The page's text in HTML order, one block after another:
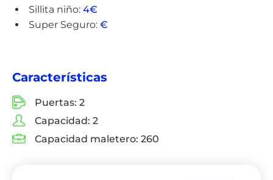
Sillita niño: 4€
Super Seguro: €
Características
Puertas: 2
Capacidad: 2
Capacidad maletero: 260